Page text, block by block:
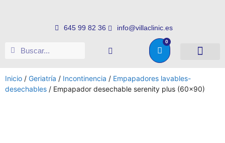
645 99 82 36 info@villaclinic.es
0
Inicio / Geriatría / Incontinencia / Empapadores lavables-
desechables / Empapador desechable serenity plus (60×90)